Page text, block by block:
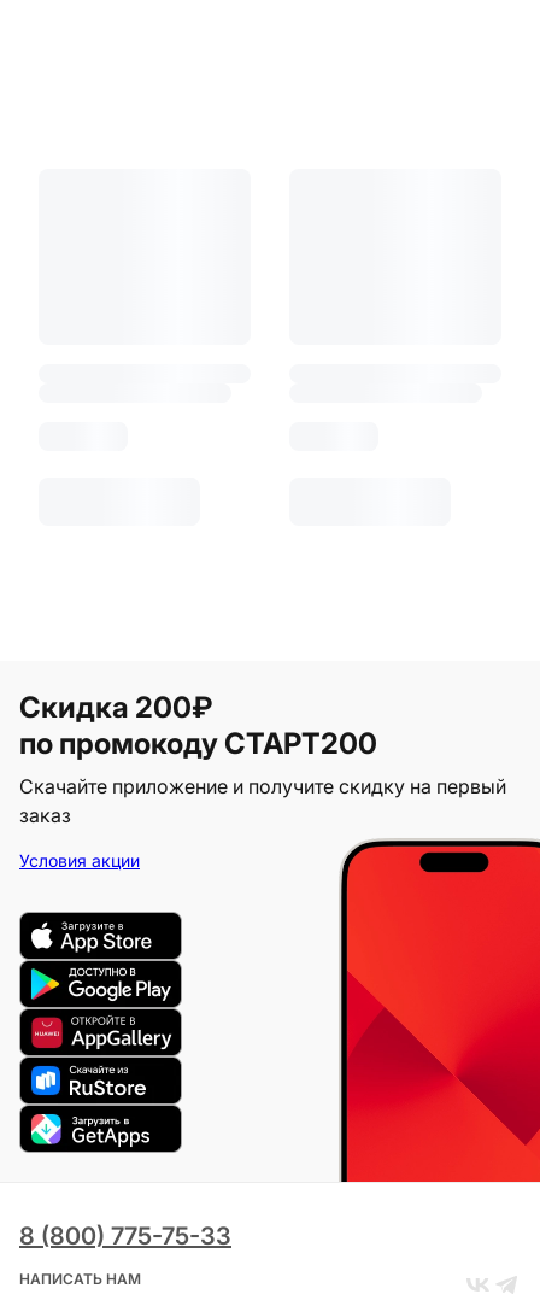
Скидка 200₽
по промокоду СТАРТ200
Скачайте приложение и получите скидку на первый
заказ
Условия акции
8 (800) 775-75-33
НАПИСАТЬ НАМ